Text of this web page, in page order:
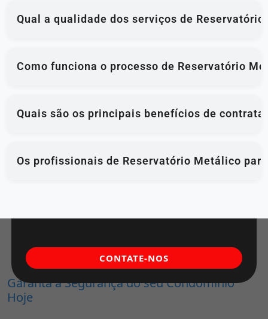
Qual a qualidade dos serviços de
Como funciona o processo de Reservatório
Quais são os principais benefícios de
Os profissionais de Reservatório Metálico
Garanta a Segurança do seu Condomínio
Hoje
CONTATE-NOS